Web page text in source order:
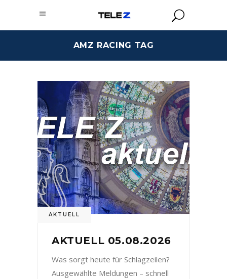
AMZ RACING TAG
AKTUELL
AKTUELL 05.08.2026
Was sorgt heute für Schlagzeilen?
Ausgewählte Meldungen – schnell